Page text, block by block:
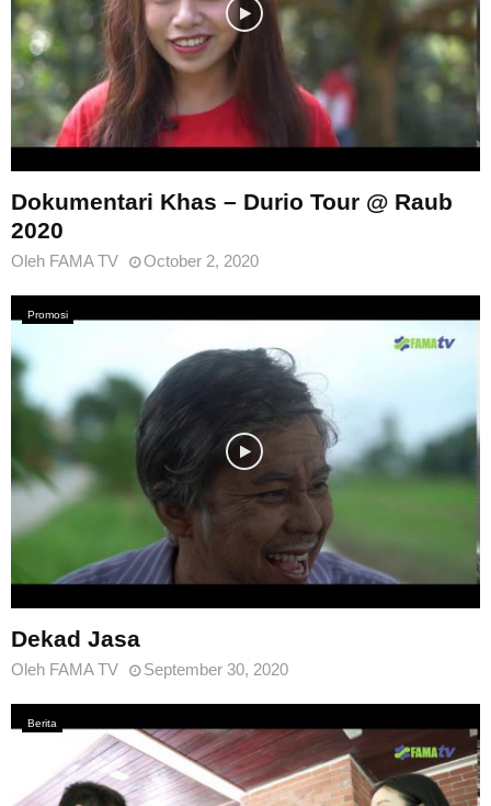
Dokumentari Khas – Durio Tour @ Raub
2020
Oleh FAMA TV October 2, 2020
Promosi
Dekad Jasa
Oleh FAMA TV September 30, 2020
Berita